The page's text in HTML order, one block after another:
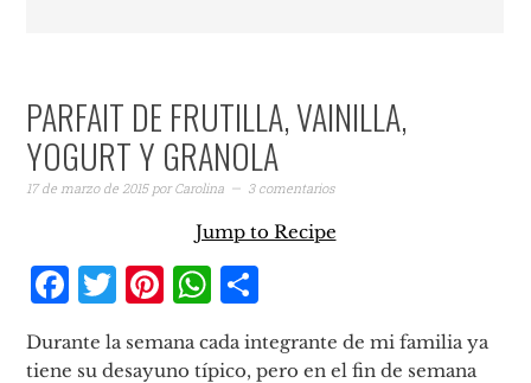
PARFAIT DE FRUTILLA, VAINILLA,
YOGURT Y GRANOLA
17 de marzo de 2015porCarolina 3 comentarios
Jump to Recipe
Facebook
Twitter
Pinterest
WhatsApp
Durante la semana cada integrante de mi familia ya
tiene su desayuno típico, pero en el fin de semana